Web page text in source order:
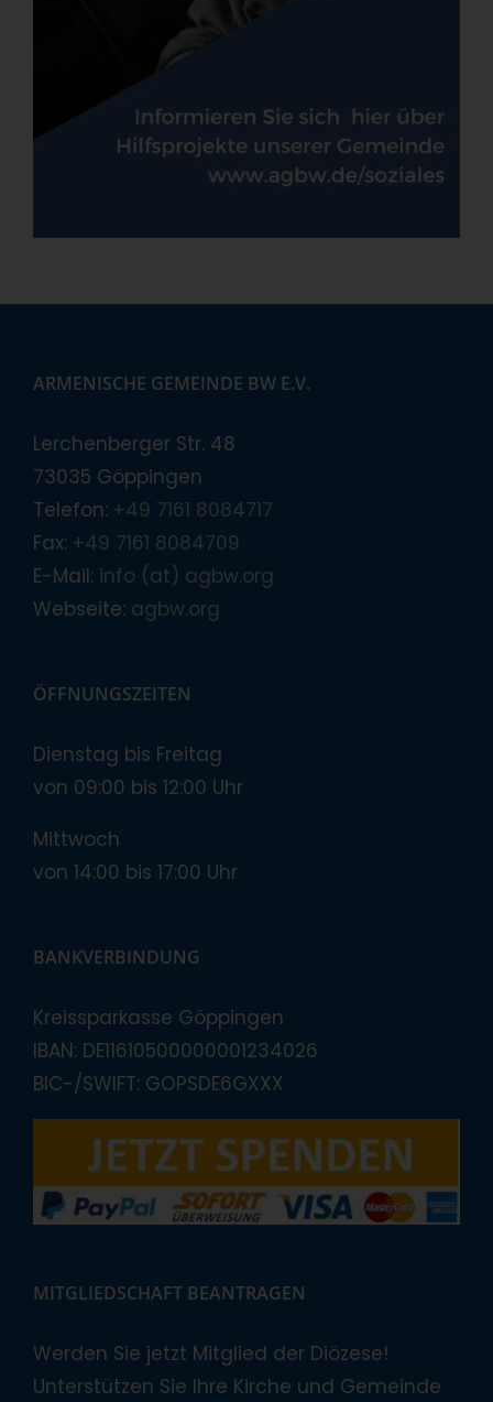
ARMENISCHE GEMEINDE BW E.V.
Lerchenberger Str. 48
73035 Göppingen
Telefon: +49 7161 8084717
Fax: +49 7161 8084709
E-Mail: info (at) agbw.org
Webseite: agbw.org
ÖFFNUNGSZEITEN
Dienstag bis Freitag
von 09:00 bis 12:00 Uhr
Mittwoch
von 14:00 bis 17:00 Uhr
BANKVERBINDUNG
Kreissparkasse Göppingen
IBAN: DE11610500000001234026
BIC-/SWIFT: GOPSDE6GXXX
MITGLIEDSCHAFT BEANTRAGEN
Werden Sie jetzt Mitglied der Diözese!
Unterstützen Sie Ihre Kirche und Gemeinde